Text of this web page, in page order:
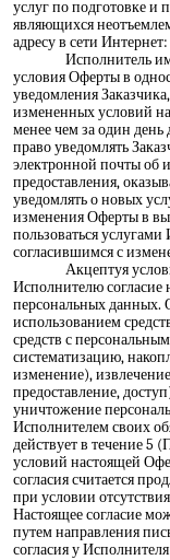
услуг по подготовке
являющихся
адресу в сети Интернет:
Исполнитель
условия Оферты в
уведомления
измененных условий
менее чем за один
право уведомлять
электронной почты об
предоставления,
уведомлять о новых
изменения Оферты в
пользоваться услугами
согласившимся с
Акцептуя
Исполнителю согласие
персональных данных.
использованием
средств с
систематизацию,
изменение),
предоставление,
уничтожение
Исполнителем своих
действует в течение 5
условий настоящей
согласия считается
при условии
Настоящее согласие
путем направления
согласия у